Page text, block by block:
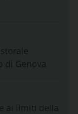
di Genova
ai limiti della